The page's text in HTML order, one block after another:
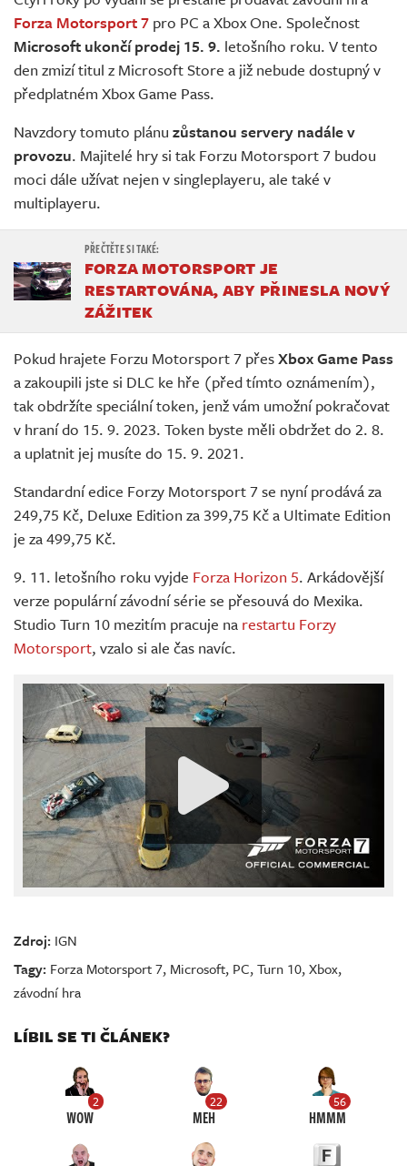
Živě
Forza Motorsport 7 pro PC a Xbox One. Společnost
Microsoft ukončí prodej 15. 9. letošního roku. V tento
den zmizí titul z Microsoft Store a již nebude dostupný v
předplatném Xbox Game Pass.
Navzdory tomuto plánu zůstanou servery nadále v
provozu. Majitelé hry si tak Forzu Motorsport 7 budou
moci dále užívat nejen v singleplayeru, ale také v
multiplayeru.
FORZA MOTORSPORT JE
RESTARTOVÁNA, ABY PŘINESLA NOVÝ
ZÁŽITEK
Pokud hrajete Forzu Motorsport 7 přesXbox Game Pass
a zakoupili jste si DLC ke hře (před tímto oznámením),
tak obdržíte speciální token, jenž vám umožní pokračovat
v hraní do 15. 9. 2023. Token byste měli obdržet do 2. 8.
a uplatnit jej musíte do 15. 9. 2021.
Standardní edice Forzy Motorsport 7 se nyní prodává za
249,75 Kč, Deluxe Edition za 399,75 Kč a Ultimate Edition
je za 499,75 Kč.
9. 11. letošního roku vyjde Forza Horizon 5. Arkádovější
verze populární závodní série se přesouvá do Mexika.
Studio Turn 10 mezitím pracuje na restartu Forzy
Motorsport, vzalo si ale čas navíc.
Zdroj: IGN
Tagy: Forza Motorsport 7, Microsoft, PC,Turn 10,Xbox,
závodní hra
LÍBIL SE TI ČLÁNEK?
2
WOW
22
MEH
56
HMMM